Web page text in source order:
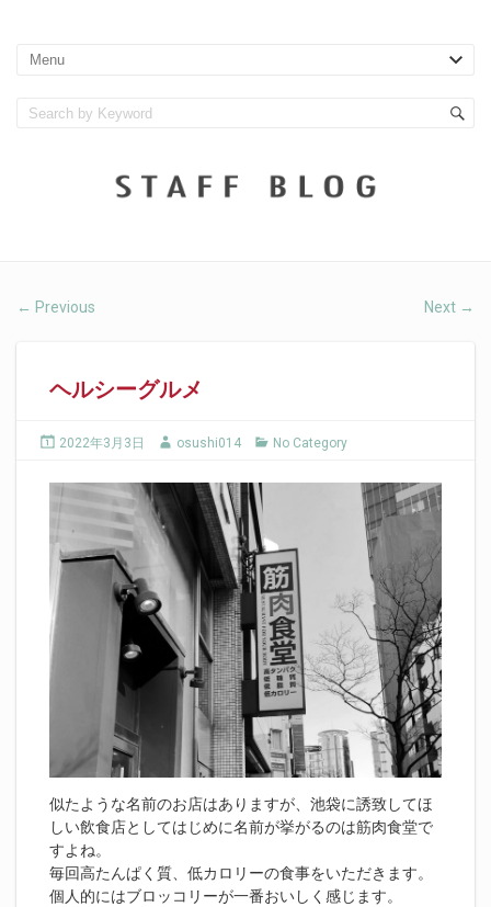
← Previous Next →
ヘルシーグルメ
2022年3月3日 osushi014 No Category
似たような名前のお店はありますが、池袋に誘致してほ
しい飲食店としてはじめに名前が挙がるのは筋肉食堂で
すよね。
毎回高たんぱく質、低カロリーの食事をいただきます。
個人的にはブロッコリーが一番おいしく感じます。